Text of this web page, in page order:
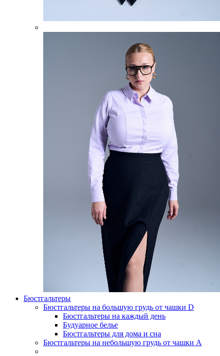
Бюстгальтеры
Бюстгальтеры на большую грудь от чашки D
Бюстгальтеры на каждый день
Будуарное белье
Бюстгальтеры для дома и сна
Бюстгальтеры на небольшую грудь от чашки А